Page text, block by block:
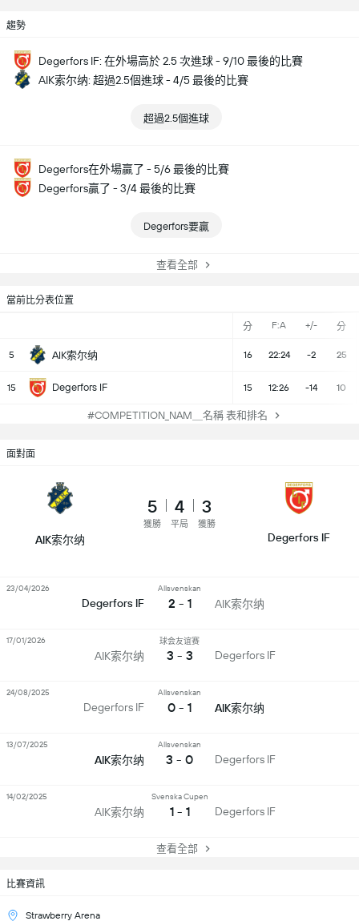
趨勢
Degerfors IF: 在外場高於 2.5 次進球 - 9/10 最後的比賽
AIK索尔纳: 超過2.5個進球 - 4/5 最後的比賽
超過2.5個進球
Degerfors在外場贏了 - 5/6 最後的比賽
Degerfors贏了 - 3/4 最後的比賽
Degerfors要贏
查看全部
當前比分表位置
分 F:A +/- 分
5 AIK索尔纳 16 22:24 -2 25
15 Degerfors IF 15 12:26 -14 10
#COMPETITION_NAM＿名稱 表和排名
比賽資訊
Strawberry Arena
面對面
AIK索尔纳
5
獲勝
4
平局
3
獲勝
Degerfors IF
Degerfors IF
Allsvenskan
2 - 1 AIK索尔纳
23/04/2026
AIK索尔纳
球会友谊赛
3 - 3 Degerfors IF
17/01/2026
Degerfors IF
Allsvenskan
0 - 1 AIK索尔纳
24/08/2025
AIK索尔纳
Allsvenskan
3 - 0 Degerfors IF
13/07/2025
AIK索尔纳
Svenska Cupen
1 - 1 Degerfors IF
14/02/2025
查看全部